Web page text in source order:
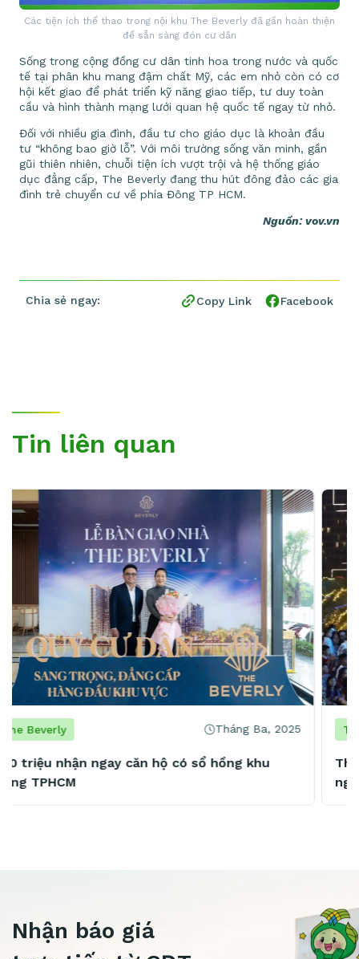
Các tiện ích thể thao trong nội khu The Beverly đã gần hoàn thiện
để sẵn sàng đón cư dân
Sống trong cộng đồng cư dân tinh hoa trong nước và quốc
tế tại phân khu mang đậm chất Mỹ, các em nhỏ còn có cơ
hội kết giao để phát triển kỹ năng giao tiếp, tư duy toàn
cầu và hình thành mạng lưới quan hệ quốc tế ngay từ nhỏ.
Đối với nhiều gia đình, đầu tư cho giáo dục là khoản đầu
tư “không bao giờ lỗ”. Với môi trường sống văn minh, gần
gũi thiên nhiên, chuỗi tiện ích vượt trội và hệ thống giáo
dục đẳng cấp, The Beverly đang thu hút đông đảo các gia
đình trẻ chuyển cư về phía Đông TP HCM.
Nguồn: vov.vn
Chia sẻ ngay: Copy Link Facebook
Tin liên quan
The Beverly Tháng Ba, 2025
The Beverly đón dòng người khổng lồ tới trải
nghiệm, an cư sau cú hích Metro số 1
Nhận báo giá